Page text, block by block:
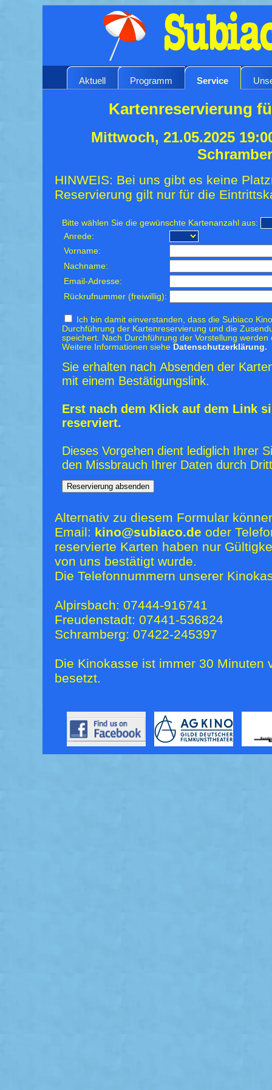
Aktuell Programm Service
Kartenreservierung
Mittwoch, 21.05.2025
HINWEIS: Bei uns gibt es keine
Reservierung gilt nur für die
Bitte wählen Sie die gewünschte Kartenanzahl aus:
Anrede:
Vorname:
Nachname:
Email-Adresse:
Rückrufnummer (freiwillig):
Ich bin damit einverstanden, dass die Subiaco
Durchführung der Kartenreservierung und die
speichert. Nach Durchführung der Vorstellung
Weitere Informationen siehe Datenschutzerklärung.
Sie erhalten nach Absenden der
mit einem Bestätigungslink.
Erst nach dem Klick auf dem Link
reserviert.
Dieses Vorgehen dient lediglich Ihrer
den Missbrauch Ihrer Daten durch
Alternativ zu diesem Formular
Email: kino@subiaco.de oder
reservierte Karten haben nur
von uns bestätigt wurde.
Die Telefonnummern unserer
Alpirsbach: 07444-916741
Freudenstadt: 07441-536824
Schramberg: 07422-245397
Die Kinokasse ist immer 30 Minuten
besetzt.